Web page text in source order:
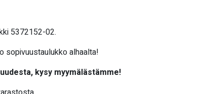
5372152-02.
sopivuustaulukko alhaalta!
kysy myymälästämme!